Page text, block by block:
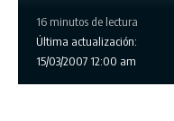
Última actualización:
15/03/2007 12:00 am
16 minutos de lectura